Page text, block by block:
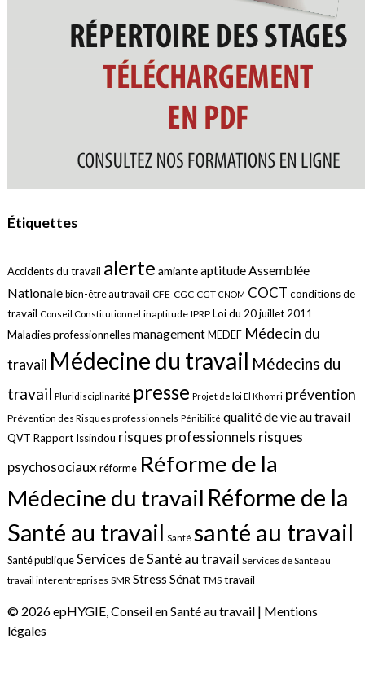
Étiquettes
Accidents du travail alerte amianteaptitude Assemblée
Nationale bien-être au travail CFE-CGC CGT CNOM COCT conditions de
travail Conseil Constitutionnel inaptitude IPRP Loi du 20 juillet 2011
Maladies professionnellesmanagement MEDEF Médecin du
travail Médecine du travail Médecins du
travail Pluridisciplinarité presse Projet de loi El Khomri prévention
Prévention des Risques professionnels Pénibilité qualité de vie au travail
QVT Rapport Issindou risques professionnels risques
psychosociaux réforme Réforme de la
Médecine du travail Réforme de la
Santé au travail Santé santé au travail
Santé publique Services de Santé au travail Services de Santé au
travail interentreprises SMR Stress Sénat TMS travail
© 2026 epHYGIE, Conseil en Santé au travail | Mentions
légales